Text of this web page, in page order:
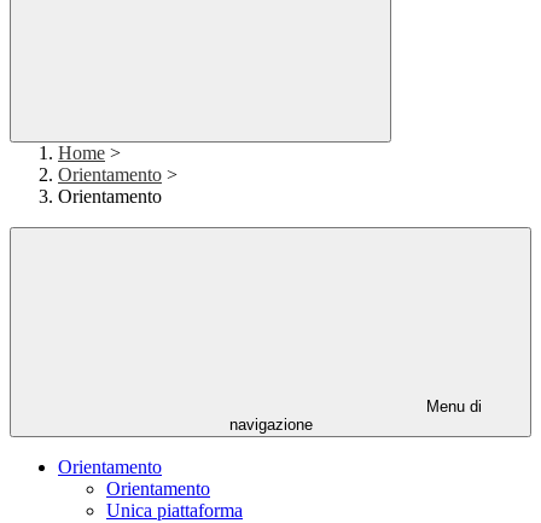
Home >
Orientamento >
Orientamento
Menu di
navigazione
Orientamento
Orientamento
Unica piattaforma